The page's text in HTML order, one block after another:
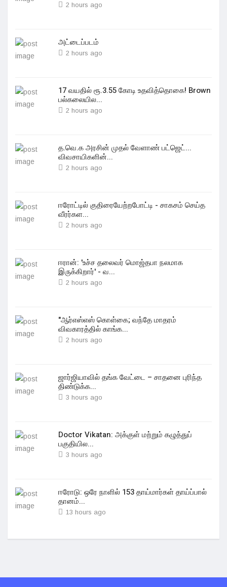
2 hours ago
அட்டைப்படம்
2 hours ago
17 வயதில் ரூ.3.55 கோடி உதவித்தொகை! Brown
பல்கலையில...
2 hours ago
த.வெ.க அரசின் முதல் வேளாண் பட்ஜெட்...
விவசாயிகளின்...
2 hours ago
ஈரோட்டில் குதிரையேற்றபோட்டி - சாகசம் செய்த
வீரர்கள...
2 hours ago
ஈரான்: 'உச்ச தலைவர் மொஜ்தபா நலமாக
இருக்கிறார்' - வ...
2 hours ago
"ஆர்எஸ்எஸ் கொள்கை; வந்தே மாதரம்
விவகாரத்தில் காங்க...
2 hours ago
ஜார்ஜியாவில் தங்க வேட்டை – சாதனை புரிந்த
திண்டுக்க...
3 hours ago
Doctor Vikatan: அக்குள் மற்றும் கழுத்துப்
பகுதியில...
3 hours ago
ஈரோடு: ஒரே நாளில் 153 தாய்மார்கள் தாய்ப்பால்
தானம்...
13 hours ago